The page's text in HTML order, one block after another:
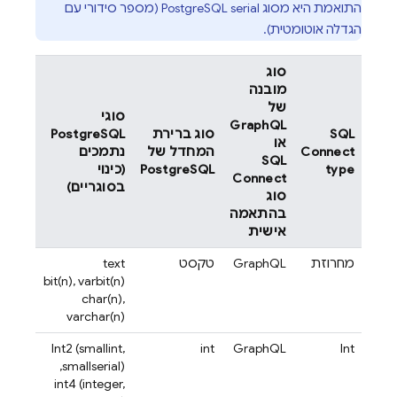
התואמת היא מסוג PostgreSQL serial (מספר סידורי עם
הגדלה אוטומטית).
SQL
Connect
type
סוג
מובנה
של
GraphQL
או
SQL
Connect
סוג
בהתאמה
אישית
סוג ברירת
המחדל של
PostgreSQL
סוגי
PostgreSQL
נתמכים
(כינוי
בסוגריים)
מחרוזת GraphQL טקסט
text
bit(n), varbit(n)
char(n),
varchar(n)
Int
GraphQL
int
‫Int2 (smallint,
smallserial),
int4 (integer,